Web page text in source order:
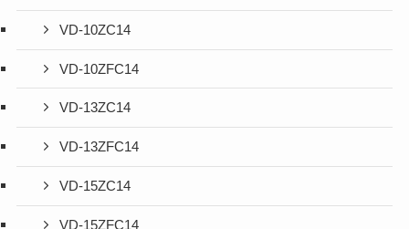
VD-10ZC14
VD-10ZFC14
VD-13ZC14
VD-13ZFC14
VD-15ZC14
VD-15ZFC14